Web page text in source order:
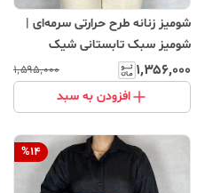
شومیز زنانه طرح حرارتی سرمه‌ای |
شومیز سبک تابستانی شیک
۱٬۳۵۶٬۰۰۰ ۱٬۵۹۵٬۰۰۰
افزودن به سبد
%14